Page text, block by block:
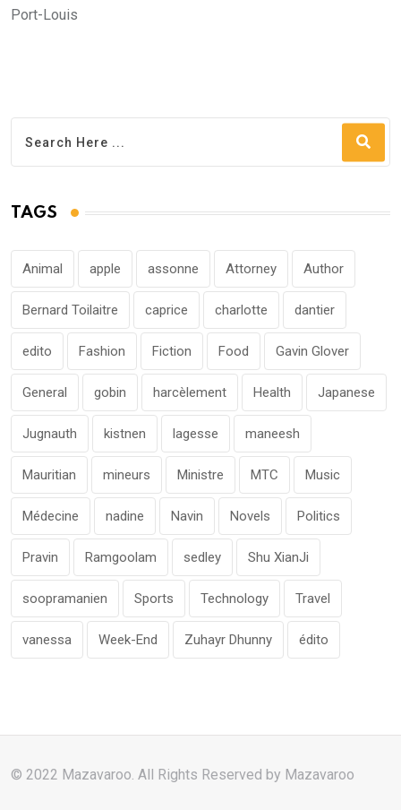
Port-Louis
TAGS
Animal apple assonne Attorney Author
Bernard Toilaitre caprice charlotte dantier
edito Fashion Fiction Food Gavin Glover
General gobin harcèlement Health Japanese
Jugnauth kistnen lagesse maneesh
Mauritian mineurs Ministre MTC Music
Médecine nadine Navin Novels Politics
Pravin Ramgoolam sedley Shu XianJi
soopramanien Sports Technology Travel
vanessa Week-End Zuhayr Dhunny édito
© 2022 Mazavaroo. All Rights Reserved by Mazavaroo